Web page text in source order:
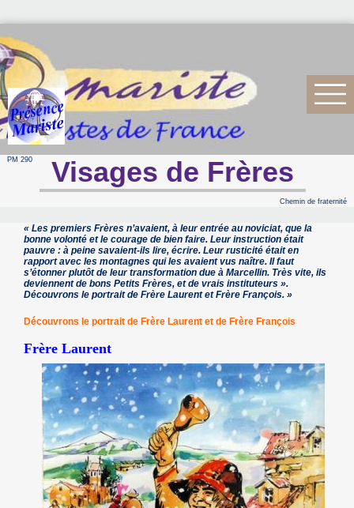
PM 290 Visages de Frères
Chemin de fraternité
« Les premiers Frères n’avaient, à leur entrée au noviciat, que la
bonne volonté et le courage de bien faire. Leur instruction était
pauvre : à peine savaient-ils lire, écrire. Leur rusticité était en
rapport avec les montagnes qui les avaient vus naître. Il faut
s’étonner plutôt de leur transformation due à Marcellin. Très vite, ils
deviennent de bons Petits Frères, et de vrais instituteurs ».
Découvrons le portrait de Frère Laurent et Frère François. »
Découvrons le portrait de Frère Laurent et de Frère François
Frère Laurent